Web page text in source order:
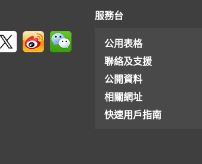
服務台
公用表格
聯絡及支援
公開資料
相關網址
快速用戶指南